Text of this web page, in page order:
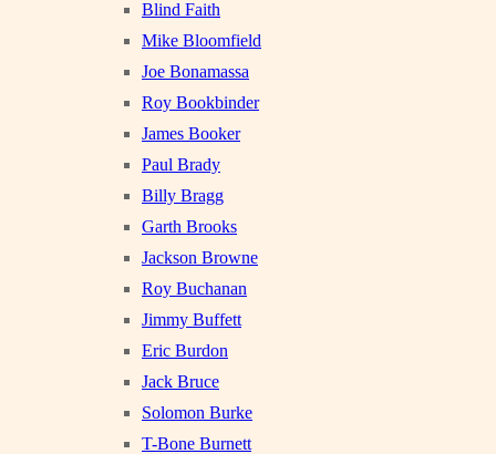
Blind Faith
Mike Bloomfield
Joe Bonamassa
Roy Bookbinder
James Booker
Paul Brady
Billy Bragg
Garth Brooks
Jackson Browne
Roy Buchanan
Jimmy Buffett
Eric Burdon
Jack Bruce
Solomon Burke
T-Bone Burnett